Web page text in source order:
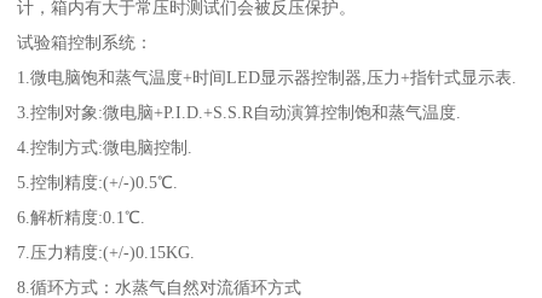
计，箱内有大于常压时测试们会被反压保护。
试验箱控制系统：
1.微电脑饱和蒸气温度+时间LED显示器控制器,压力+指针式显示表.
3.控制对象:微电脑+P.I.D.+S.S.R自动演算控制饱和蒸气温度.
4.控制方式:微电脑控制.
5.控制精度:(+/-)0.5℃.
6.解析精度:0.1℃.
7.压力精度:(+/-)0.15KG.
8.循环方式：水蒸气自然对流循环方式